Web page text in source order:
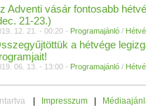
Adventi vásár fontosabb
21-23.)
12. 21. - 00:20 - Programajánló /
a hétvége
06. 13. - 13:00 - Programajánló /
| Impresszum |